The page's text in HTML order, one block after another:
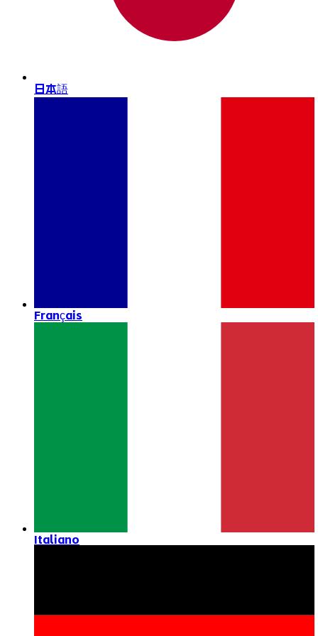
日本語
Français
Italiano